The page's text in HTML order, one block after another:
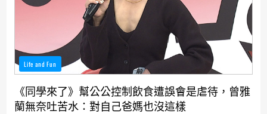
Life and Fun
《同學來了》幫公公控制飲食遭誤會是虐待，曾雅
蘭無奈吐苦水：對自己爸媽也沒這樣